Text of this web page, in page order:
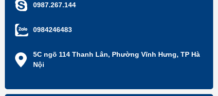
0987.267.144
0984246483
5C ngõ 114 Thanh Lân, Phường Vĩnh Hưng, TP Hà
Nội